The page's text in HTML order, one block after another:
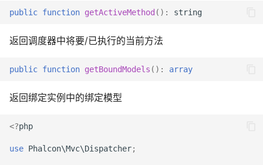
public function getActiveMethod () : string
返回调度器中将要/已执行的当前方法
public function getBoundModels () : array
返回绑定实例中的绑定模型
<?php
use Phalcon\Mvc\Dispatcher;